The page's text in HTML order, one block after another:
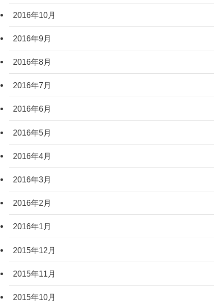
2016年10月
2016年9月
2016年8月
2016年7月
2016年6月
2016年5月
2016年4月
2016年3月
2016年2月
2016年1月
2015年12月
2015年11月
2015年10月